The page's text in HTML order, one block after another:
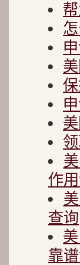
作
查询
靠